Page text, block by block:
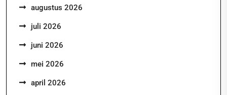
augustus 2026
juli 2026
juni 2026
mei 2026
april 2026